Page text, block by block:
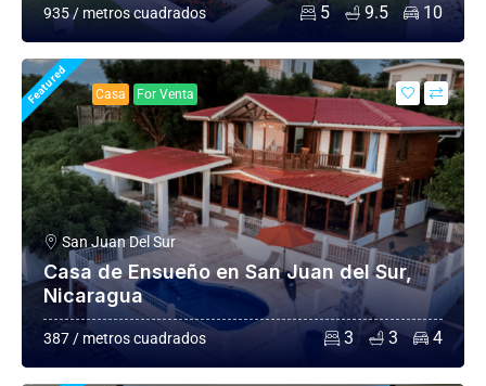
935 / metros cuadrados 5 9.5 10
Featured Casa For Venta
San Juan Del Sur
Casa de Ensueño en San Juan del Sur,
Nicaragua
387 / metros cuadrados 3 3 4